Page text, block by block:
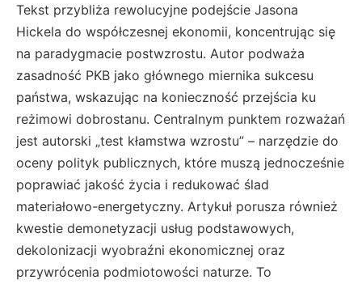
Tekst przybliża rewolucyjne podejście Jasona
Hickela do współczesnej ekonomii, koncentrując się
na paradygmacie postwzrostu. Autor podważa
zasadność PKB jako głównego miernika sukcesu
państwa, wskazując na konieczność przejścia ku
reżimowi dobrostanu. Centralnym punktem rozważań
jest autorski „test kłamstwa wzrostu” – narzędzie do
oceny polityk publicznych, które muszą jednocześnie
poprawiać jakość życia i redukować ślad
materiałowo-energetyczny. Artykuł porusza również
kwestie demonetyzacji usług podstawowych,
dekolonizacji wyobraźni ekonomicznej oraz
przywrócenia podmiotowości naturze. To